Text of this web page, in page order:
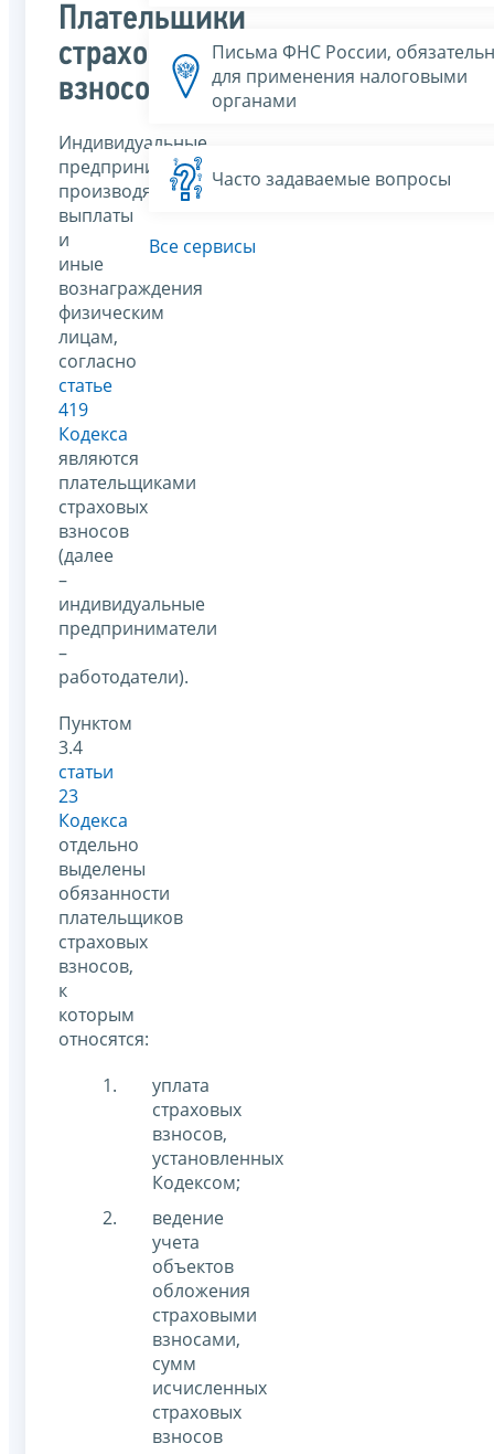
Плательщики
страховых
взносов
Индивидуальные
предприниматели,
производящие
выплаты
и
иные
вознаграждения
физическим
лицам,
согласно
статье
419
Кодекса
являются
плательщиками
страховых
взносов
(далее
–
индивидуальные
предприниматели
–
работодатели).
Пунктом
3.4
статьи
23
Кодекса
отдельно
выделены
обязанности
плательщиков
страховых
взносов,
к
которым
относятся:
уплата
страховых
взносов,
установленных
Кодексом;
ведение
учета
объектов
обложения
страховыми
взносами,
сумм
исчисленных
страховых
взносов
Письма ФНС России,
для применения налоговыми
органами
Часто задаваемые вопросы
Все сервисы